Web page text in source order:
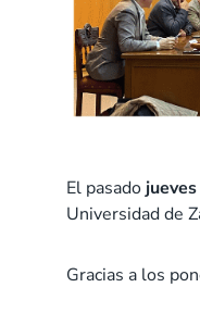
El pasado
Universidad de
Gracias a los